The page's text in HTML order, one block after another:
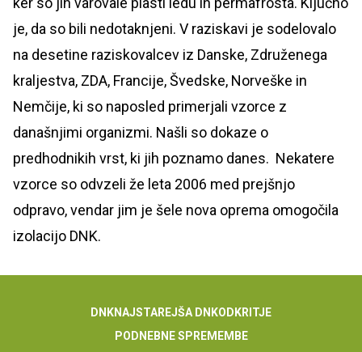
je, da so bili nedotaknjeni. V raziskavi je sodelovalo
na desetine raziskovalcev iz Danske, Združenega
kraljestva, ZDA, Francije, Švedske, Norveške in
Nemčije, ki so naposled primerjali vzorce z
današnjimi organizmi. Našli so dokaze o
predhodnikih vrst, ki jih poznamo danes. Nekatere
vzorce so odvzeli že leta 2006 med prejšnjo
odpravo, vendar jim je šele nova oprema omogočila
izolacijo DNK.
DNKNAJSTAREJŠA DNKODKRITJE
PODNEBNE SPREMEMBE